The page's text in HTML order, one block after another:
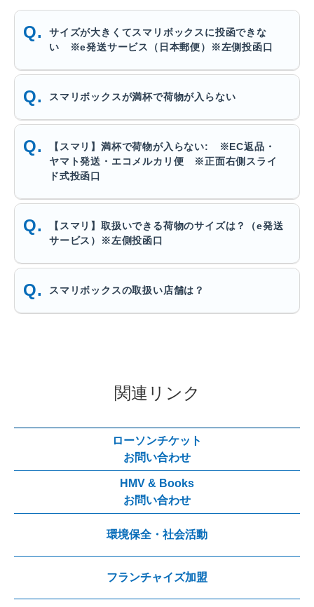
サイズが大きくてスマリボックスに投函できな
い ※e発送サービス（日本郵便）※左側投函口
スマリボックスが満杯で荷物が入らない
【スマリ】満杯で荷物が入らない: ※EC返品・
ヤマト発送・エコメルカリ便 ※正面右側スライ
ド式投函口
【スマリ】取扱いできる荷物のサイズは？（e発送
サービス）※左側投函口
スマリボックスの取扱い店舗は？
関連リンク
ローソンチケット
お問い合わせ
HMV & Books
お問い合わせ
環境保全・社会活動
フランチャイズ加盟